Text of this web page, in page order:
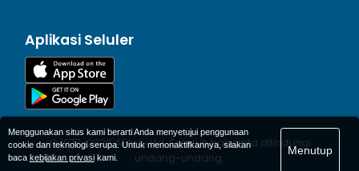
Aplikasi Seluler
© 1977-2026AFerry Ltd. Seluruh hak cipta dilindungi
undang-undang.
Menggunakan situs kami berarti Anda menyetujui penggunaan
cookie dan teknologi serupa. Untuk menonaktifkannya, silakan
baca kebijakan privasikami.
Menutup